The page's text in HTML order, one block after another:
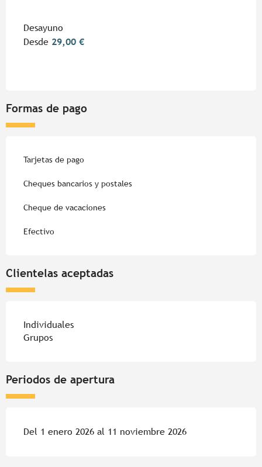
Desayuno
Desde 29,00 €
Formas de pago
Tarjetas de pago
Cheques bancarios y postales
Cheque de vacaciones
Efectivo
Clientelas aceptadas
Individuales
Grupos
Periodos de apertura
Del 1 enero 2026 al 11 noviembre 2026